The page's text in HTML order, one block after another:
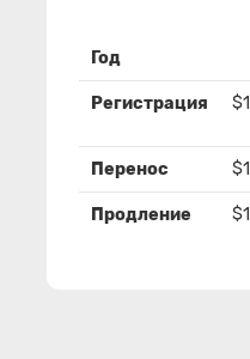
Год
Регистрация
Перенос
Продление